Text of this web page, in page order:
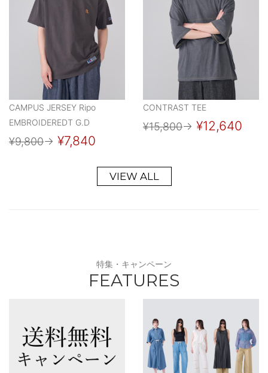
CAMPUS JERSEY Ripo
EMBROIDEREDT G.D
¥9,800→ ¥7,840
CONTRAST TEE
¥15,800→ ¥12,640
VIEW ALL
特集・キャンペーン
FEATURES